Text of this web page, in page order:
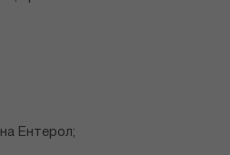
Ентерол;